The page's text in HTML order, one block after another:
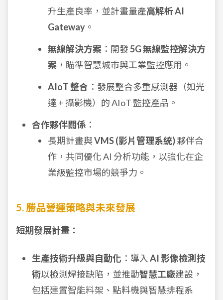
升生產良率，並計畫量產高解析 AI
Gateway 。
無線解決方案 ：開發5G 無線監控解決方
案 ，瞄準智慧城市與工業監控應用。
AIoT 整合 ：發展整合多重感測器（如光
達 + 攝影機）的 AIoT 監控產品。
合作夥伴關係 ：
長期計畫與VMS (影片管理系統)夥伴合
作，共同優化 AI 分析功能，以強化在企
業級監控市場的競爭力。
5. 勝品營運策略與未來發展
短期發展計畫：
生產技術升級與自動化 ：導入 AI 影像檢測技
術以檢測焊接缺陷，並推動智慧工廠建設，
包括建置智能料架、點料機與智慧排程系